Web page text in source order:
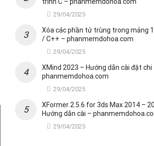
trình C – phanmemdohoa.com
29/04/2025
Xóa các phần tử trùng trong mảng 1
/ C++ – phanmemdohoa.com
29/04/2025
XMind 2023 – Hướng dẫn cài đặt
phanmemdohoa.com
29/04/2025
XFormer 2.5.6 for 3ds Max 2014 –
Hướng dẫn cài –
29/04/2025